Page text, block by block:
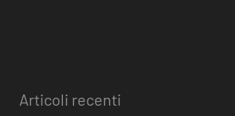
Articoli recenti